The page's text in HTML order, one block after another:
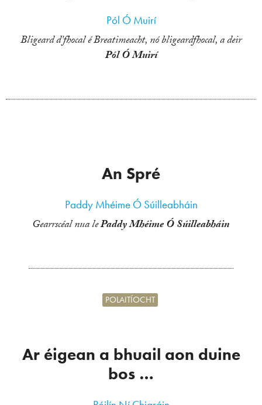
Pól Ó Muirí
Bligeard d’fhocal é Breatimeacht, nó bligeardfhocal, a deir
Pól Ó Muirí
An Spré
Paddy Mhéime Ó Súilleabháin
Gearrscéal nua lePaddy Mhéime Ó Súilleabháin
Ar éigean a bhuail aon duine
bos …
POLAITÍOCHT